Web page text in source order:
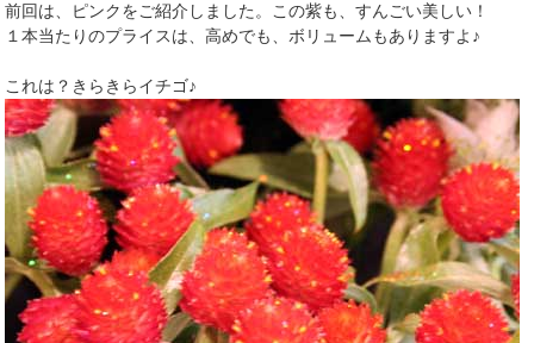
前回は、ピンクをご紹介しました。この紫も、すんごい美しい！
１本当たりのプライスは、高めでも、ボリュームもありますよ♪
これは？きらきらイチゴ♪